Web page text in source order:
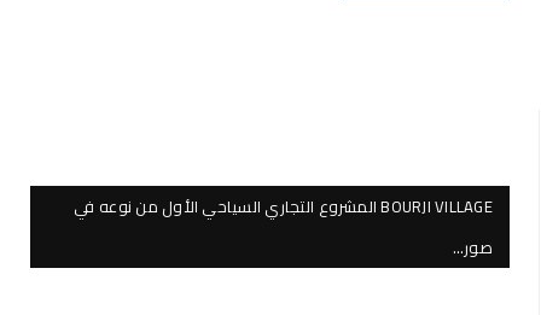
BOURJI VILLAGE المشروع التجاري السياحي الأول من نوعه في
صور…